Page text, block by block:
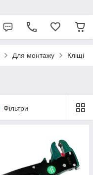
Для монтажу Кліщі
Фільтри